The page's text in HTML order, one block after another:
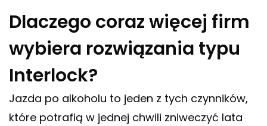
Dlaczego coraz więcej firm
wybiera rozwiązania typu
Interlock?
Jazda po alkoholu to jeden z tych czynników,
które potrafią w jednej chwili zniweczyć lata